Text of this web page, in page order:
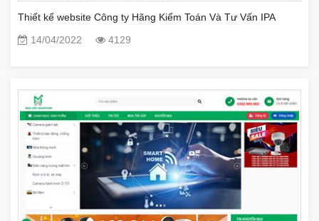
Thiết kế website Công ty Hãng Kiểm Toán Và Tư Vấn IPA
14/04/2022
4129